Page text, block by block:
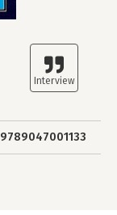
9789047001133